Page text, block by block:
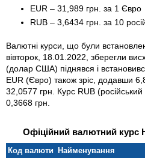
EUR – 31,989 грн. за 1 Євро
RUB – 3,6434 грн. за 10
Валютні курси, що були
вівторок, 18.01.2022, зберегли
(долар США) піднявся і
EUR (Євро) також зріс, додавши
32,0577 грн. Курс RUB
0,3668 грн.
Офіційний валютний курс
Код валюти Найменування